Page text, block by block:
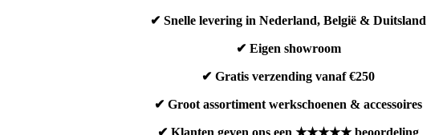
✔ Snelle levering in Nederland, België & Duitsland
✔ Eigen showroom
✔ Gratis verzending vanaf €250
✔ Groot assortiment werkschoenen & accessoires
✔ Klanten geven ons een ★★★★★ beoordeling